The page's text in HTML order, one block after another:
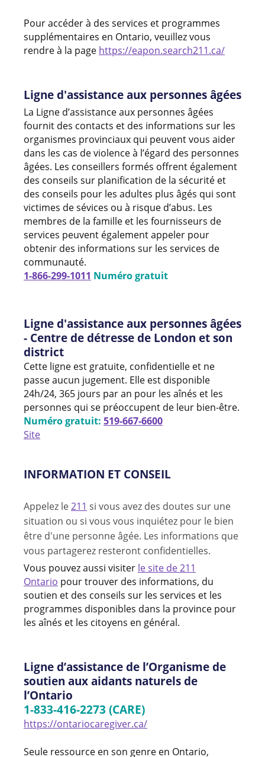
Pour accéder à des services et programmes
supplémentaires en Ontario, veuillez vous
rendre à la page https://eapon.search211.ca/
Ligne d'assistance aux personnes âgées
La Ligne d’assistance aux personnes âgées
fournit des contacts et des informations sur les
organismes provinciaux qui peuvent vous aider
dans les cas de violence à l’égard des personnes
âgées. Les conseillers formés offrent également
des conseils sur planification de la sécurité et
des conseils pour les adultes plus âgés qui sont
victimes de sévices ou à risque d’abus. Les
membres de la famille et les fournisseurs de
services peuvent également appeler pour
obtenir des informations sur les services de
communauté.
1-866-299-1011 Numéro gratuit
Ligne d'assistance aux personnes âgées
- Centre de détresse de London et son
district
Cette ligne est gratuite, confidentielle et ne
passe aucun jugement. Elle est disponible
24h/24, 365 jours par an pour les aînés et les
personnes qui se préoccupent de leur bien-être.
Numéro gratuit: 519-667-6600
Site
INFORMATION ET CONSEIL
Appelez le211 si vous avez des doutes sur une
situation ou si vous vous inquiétez pour le bien
être d'une personne âgée. Les informations que
vous partagerez resteront confidentielles.
Vous pouvez aussi visiter le site de 211
Ontario pour trouver des informations, du
soutien et des conseils sur les services et les
programmes disponibles dans la province pour
les aînés et les citoyens en général.
Ligne d’assistance de l’Organisme de
soutien aux aidants naturels de
l’Ontario
1-833-416-2273 (CARE)
https://ontariocaregiver.ca/
Seule ressource en son genre en Ontario,